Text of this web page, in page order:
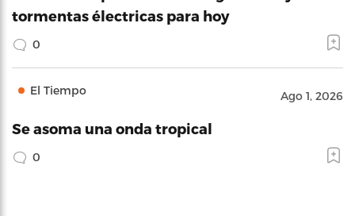
tormentas électricas para hoy
0
El Tiempo Ago 1, 2026
Se asoma una onda tropical
0